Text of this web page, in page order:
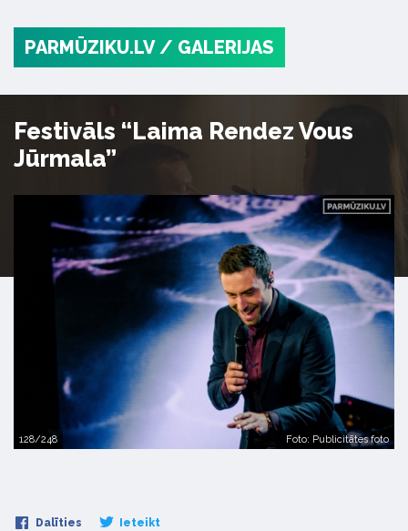
PARMŪZIKU.LV / GALERIJAS
Festivāls “Laima Rendez Vous
Jūrmala”
128/248 Foto: Publicitātes foto
Dalīties Ieteikt